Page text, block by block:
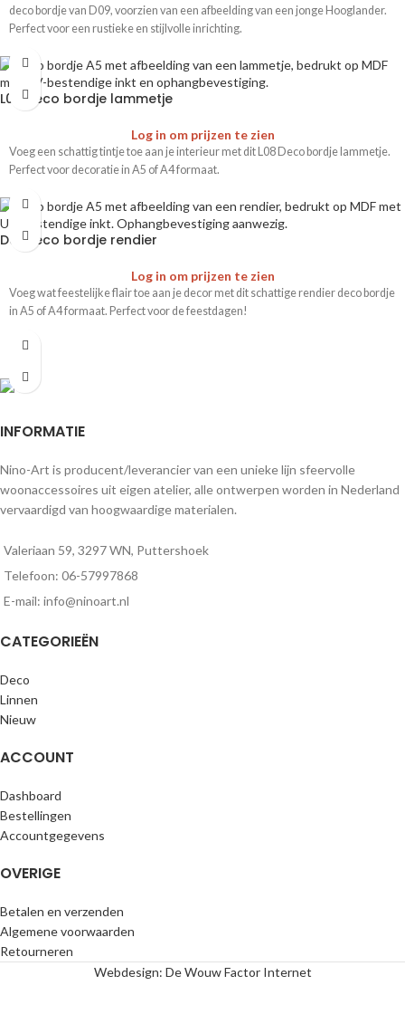
deco bordje van D09, voorzien van een afbeelding van een jonge Hooglander.
Perfect voor een rustieke en stijlvolle inrichting.
L08 Deco bordje lammetje
Log in om prijzen te zien
Voeg een schattig tintje toe aan je interieur met dit L08 Deco bordje lammetje.
Perfect voor decoratie in A5 of A4 formaat.
D01 Deco bordje rendier
Log in om prijzen te zien
Voeg wat feestelijke flair toe aan je decor met dit schattige rendier deco bordje
in A5 of A4 formaat. Perfect voor de feestdagen!
INFORMATIE
Nino-Art is producent/leverancier van een unieke lijn sfeervolle
woonaccessoires uit eigen atelier, alle ontwerpen worden in Nederland
vervaardigd van hoogwaardige materialen.
Valeriaan 59, 3297 WN, Puttershoek
Telefoon: 06-57997868
E-mail: info@ninoart.nl
CATEGORIEËN
Deco
Linnen
Nieuw
ACCOUNT
Dashboard
Bestellingen
Accountgegevens
OVERIGE
Betalen en verzenden
Algemene voorwaarden
Retourneren
Webdesign: De Wouw Factor Internet